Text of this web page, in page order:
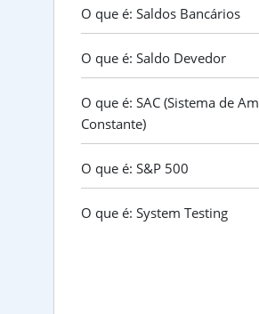
O que é: Saldos Bancários
O que é: Saldo Devedor
O que é: SAC (Sistema de
Constante)
O que é: S&P 500
O que é: System Testing